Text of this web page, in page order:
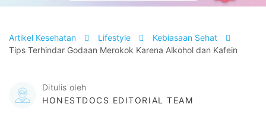
Artikel Kesehatan Lifestyle
Kebiasaan Sehat
Tips Terhindar Godaan Merokok Karena Alkohol dan Kafein
Ditulis oleh
HONESTDOCS EDITORIAL TEAM